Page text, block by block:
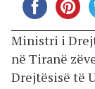
Ministri i
në Tiranë
Drejtësisë të